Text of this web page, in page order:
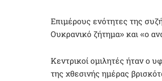
Επιμέρους ενότητες της
Ουκρανικό ζήτημα» και «ο
Κεντρικοί ομιλητές ήταν ο
της χθεσινής ημέρας